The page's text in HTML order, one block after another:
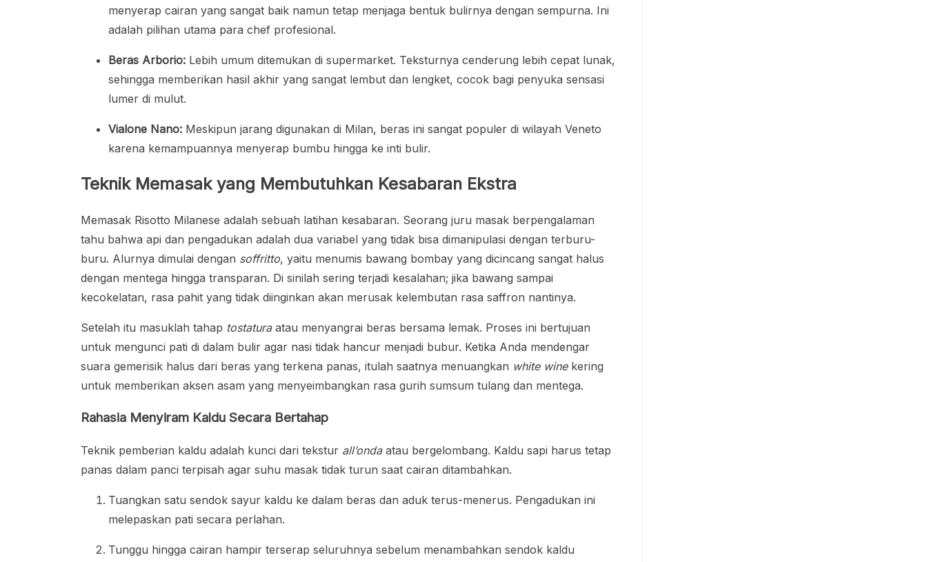
menyerap cairan yang sangat baik namun tetap menjaga bentuk bulirnya dengan sempurna. Ini
adalah pilihan utama para chef profesional.
Beras Arborio: Lebih umum ditemukan di supermarket. Teksturnya cenderung lebih cepat lunak,
sehingga memberikan hasil akhir yang sangat lembut dan lengket, cocok bagi penyuka sensasi
lumer di mulut.
Vialone Nano: Meskipun jarang digunakan di Milan, beras ini sangat populer di wilayah Veneto
karena kemampuannya menyerap bumbu hingga ke inti bulir.
Teknik Memasak yang Membutuhkan Kesabaran Ekstra
Memasak Risotto Milanese adalah sebuah latihan kesabaran. Seorang juru masak berpengalaman
tahu bahwa api dan pengadukan adalah dua variabel yang tidak bisa dimanipulasi dengan terburu-
buru. Alurnya dimulai dengan soffritto, yaitu menumis bawang bombay yang dicincang sangat halus
dengan mentega hingga transparan. Di sinilah sering terjadi kesalahan; jika bawang sampai
kecokelatan, rasa pahit yang tidak diinginkan akan merusak kelembutan rasa saffron nantinya.
Setelah itu masuklah tahap tostaturaatau menyangrai beras bersama lemak. Proses ini bertujuan
untuk mengunci pati di dalam bulir agar nasi tidak hancur menjadi bubur. Ketika Anda mendengar
suara gemerisik halus dari beras yang terkena panas, itulah saatnya menuangkan white winekering
untuk memberikan aksen asam yang menyeimbangkan rasa gurih sumsum tulang dan mentega.
Rahasia Menyiram Kaldu Secara Bertahap
Teknik pemberian kaldu adalah kunci dari tekstur all’ondaatau bergelombang. Kaldu sapi harus tetap
panas dalam panci terpisah agar suhu masak tidak turun saat cairan ditambahkan.
Tuangkan satu sendok sayur kaldu ke dalam beras dan aduk terus-menerus. Pengadukan ini
melepaskan pati secara perlahan.
Tunggu hingga cairan hampir terserap seluruhnya sebelum menambahkan sendok kaldu